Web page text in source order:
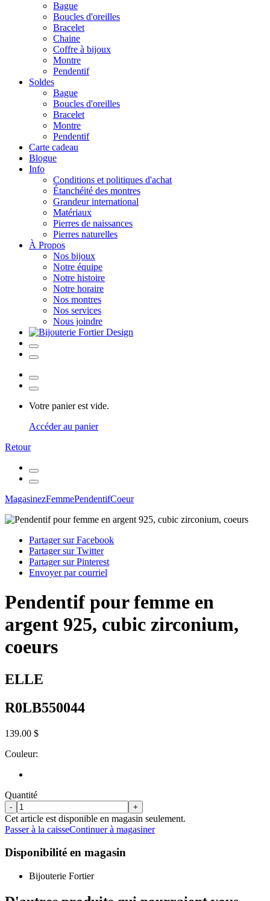
Bague
Boucles d'oreilles
Bracelet
Chaine
Coffre à bijoux
Montre
Pendentif
Soldes
Bague
Boucles d'oreilles
Bracelet
Montre
Pendentif
Carte cadeau
Blogue
Info
Conditions et politiques d'achat
Étanchéité des montres
Grandeur international
Matériaux
Pierres de naissances
Pierres naturelles
À Propos
Nos bijoux
Notre équipe
Notre histoire
Notre horaire
Nos montres
Nos services
Nous joindre
Votre panier est vide.
Accéder au panier
Retour
MagasinezFemmePendentifCoeur
Partager sur Facebook
Partager sur Twitter
Partager sur Pinterest
Envoyer par courriel
Pendentif pour femme en
argent 925, cubic zirconium,
coeurs
ELLE
R0LB550044
139.00 $
Couleur:
Quantité
- +
Cet article est disponible en magasin seulement.
Passer à la caisseContinuer à magasiner
Disponibilité en magasin
Bijouterie Fortier